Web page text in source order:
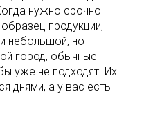
нужно срочно
продукции,
небольшой, но
город, обычные
уже не подходят. Их
днями, а у вас есть